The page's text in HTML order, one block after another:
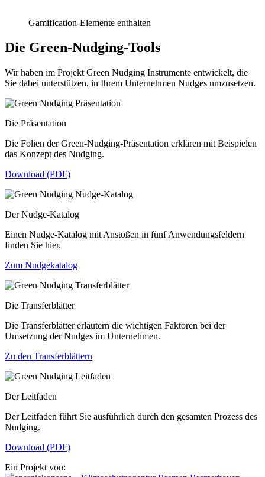
Gamification-Elemente enthalten
Die Green-Nudging-Tools
Wir haben im Projekt Green Nudging Instrumente entwickelt, die
Sie dabei unterstützen, in Ihrem Unternehmen Nudges umzusetzen.
Die Präsentation
Die Folien der Green-Nudging-Präsentation erklären mit Beispielen
das Konzept des Nudging.
Download (PDF)
Der Nudge-Katalog
Einen Nudge-Katalog mit Anstößen in fünf Anwendungsfeldern
finden Sie hier.
Zum Nudgekatalog
Die Transferblätter
Die Transferblätter erläutern die wichtigen Faktoren bei der
Umsetzung der Nudges im Unternehmen.
Zu den Transferblättern
Der Leitfaden
Der Leitfaden führt Sie ausführlich durch den gesamten Prozess des
Nudging.
Download (PDF)
Ein Projekt von: